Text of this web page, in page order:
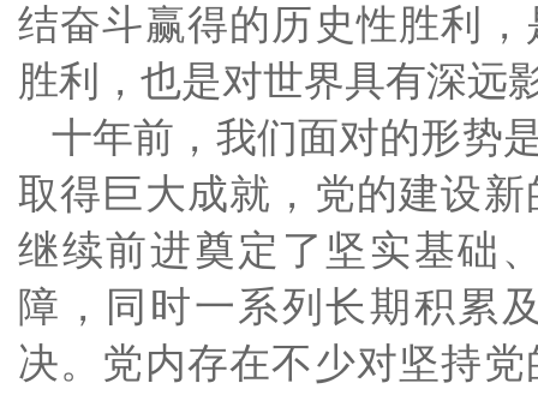
结奋斗赢得的历史性胜利
胜利，也是对世界具有深远
十年前，我们面对的形势
取得巨大成就，党的建设
继续前进奠定了坚实基础
障，同时一系列长期积累
决。党内存在不少对坚持